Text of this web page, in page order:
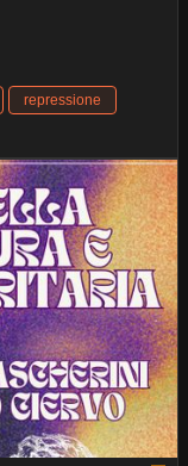
repressione